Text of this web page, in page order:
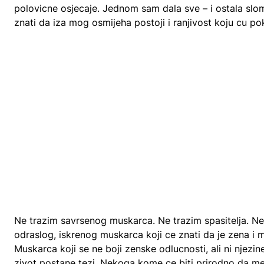
polovicne osjecaje. Jednom sam dala sve – i ostala
znati da iza mog osmijeha postoji i ranjivost koju cu
Ne trazim savrsenog muskarca. Ne trazim spasitelja.
odraslog, iskrenog muskarca koji ce znati da je zena i
Muskarca koji se ne boji zenske odlucnosti, ali ni